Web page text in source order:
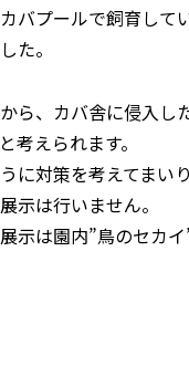
バプールで飼育して
た。
ら、カバ舎に侵入し
考えられます。
に対策を考えてまい
示は行いません。
示は園内”鳥のセカイ